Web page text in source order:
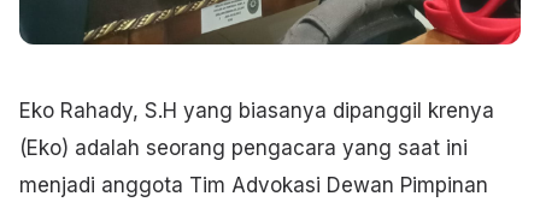
Eko Rahady, S.H yang biasanya dipanggil krenya
(Eko) adalah seorang pengacara yang saat ini
menjadi anggota Tim Advokasi Dewan Pimpinan